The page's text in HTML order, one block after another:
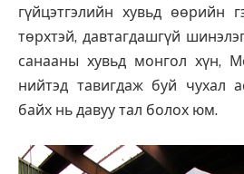
гүйцэтгэлийн хувьд өөрийн
төрхтэй, давтагдашгүй
санааны хувьд монгол хүн,
нийтэд тавигдаж буй чухал
байх нь давуу тал болох юм.